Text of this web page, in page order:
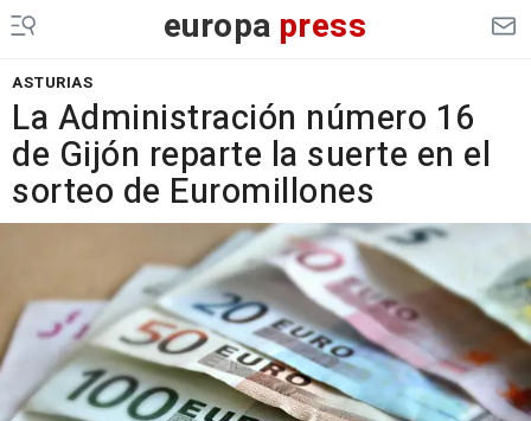
europa press
ASTURIAS
La Administración número 16
de Gijón reparte la suerte en el
sorteo de Euromillones